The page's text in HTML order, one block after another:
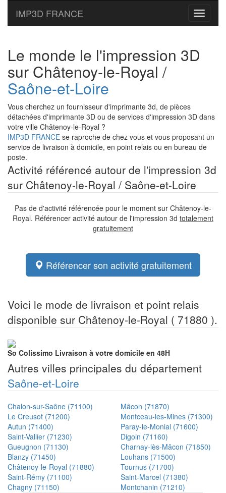
Toggle
IMP3D FRANCE
Le monde le l'impression 3D
sur Châtenoy-le-Royal /
Saône-et-Loire
Vous cherchez un fournisseur d'imprimante 3d, de pièces
détachées d'imprimante 3D ou de services d'impression 3D dans
votre ville Châtenoy-le-Royal ?
IMP3D FRANCE se raproche de chez vous et vous proposant un
service de livraison à domicile, en point relais ou en bureau de
poste.
Activité référencé autour de l'impression 3d
sur Châtenoy-le-Royal / Saône-et-Loire
Pas de d'activité référencée pour le moment sur Châtenoy-le-
Royal. Référencer activité autour de l'impression 3d totalement
gratuitement
Référencer son activité gratuitement
Voici le mode de livraison et point relais
disponible sur Châtenoy-le-Royal ( 71880 ).
So Colissimo Livraison à votre domicile en 48H
Autres villes principales du département
Saône-et-Loire
Chalon-sur-Saône (71100)
Mâcon (71870)
Le Creusot (71200)
Montceau-les-Mines (71300)
Autun (71400)
Paray-le-Monial (71600)
Saint-Vallier (71230)
Digoin (71160)
Gueugnon (71130)
Charnay-lès-Mâcon (71850)
Blanzy (71450)
Louhans (71500)
Châtenoy-le-Royal (71880)
Tournus (71700)
Saint-Rémy (71100)
Saint-Marcel (71380)
Chagny (71150)
Montchanin (71210)